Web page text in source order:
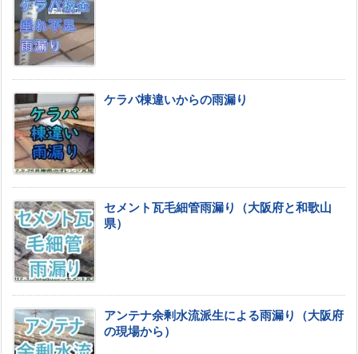
ケラバ棟違いからの雨漏り
セメント瓦毛細管雨漏り（大阪府と和歌山
県）
アンテナ余剰水流派生による雨漏り（大阪府
の現場から）